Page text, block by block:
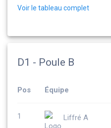
Voir le tableau complet
D1 - Poule B
Pos Équipe
1
Liffré A